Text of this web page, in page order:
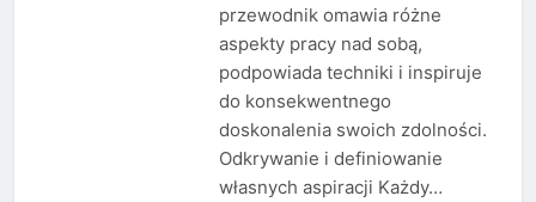
przewodnik omawia różne
aspekty pracy nad sobą,
podpowiada techniki i inspiruje
do konsekwentnego
doskonalenia swoich zdolności.
Odkrywanie i definiowanie
własnych aspiracji Każdy…